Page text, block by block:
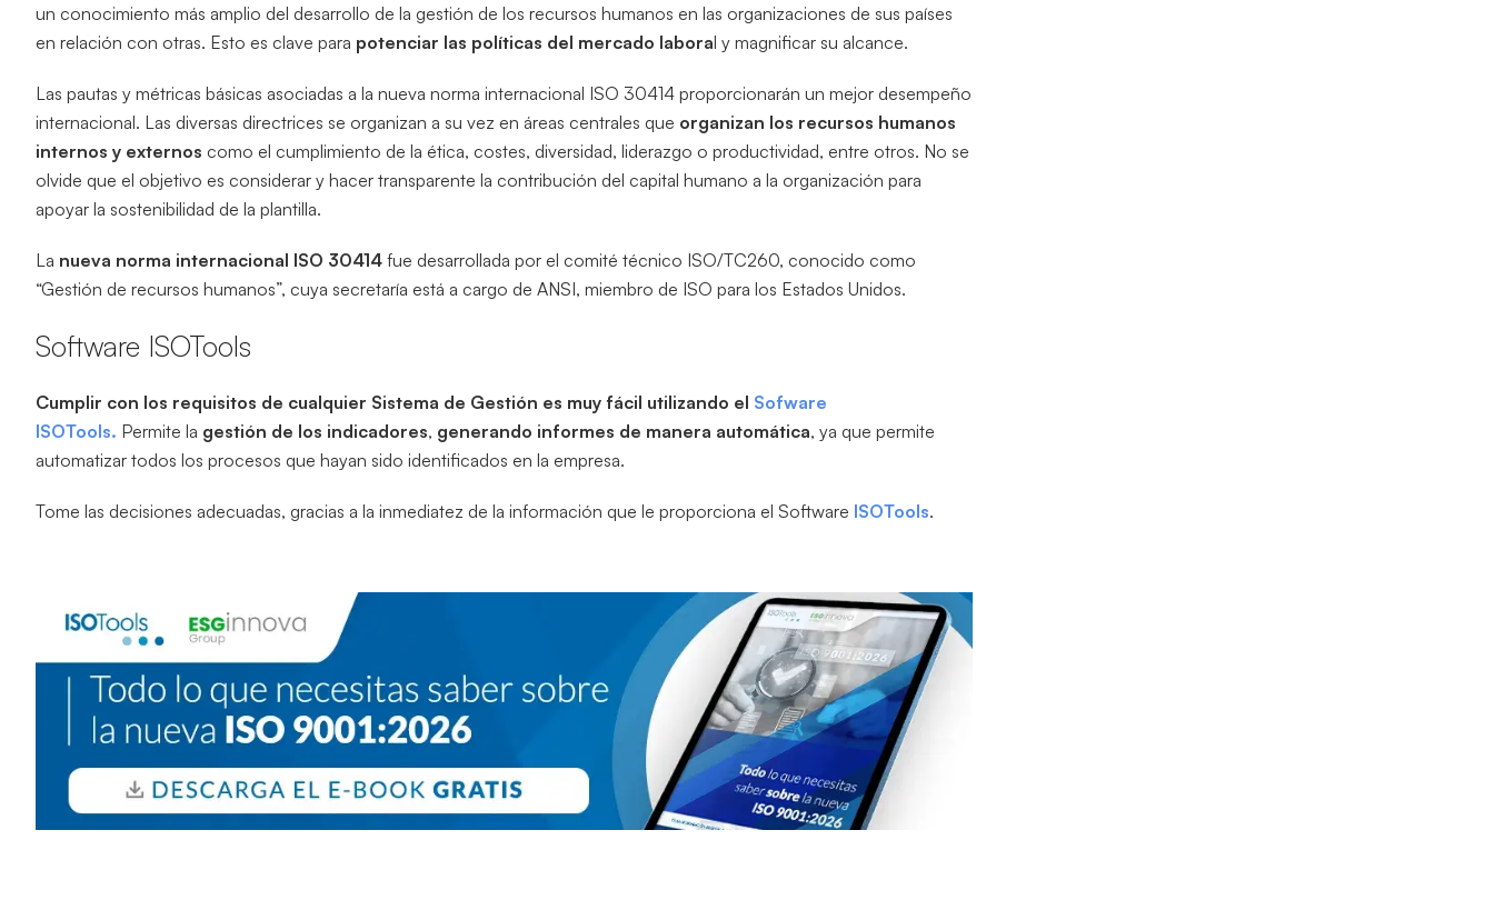
un conocimiento más amplio del desarrollo de la gestión de los recursos humanos en las organizaciones de sus países
en relación con otras. Esto es clave para potenciar las políticas del mercado laboral y magnificar su alcance.
Las pautas y métricas básicas asociadas a la nueva norma internacional ISO 30414 proporcionarán un mejor desempeño
internacional. Las diversas directrices se organizan a su vez en áreas centrales que organizan los recursos humanos
internos y externos como el cumplimiento de la ética, costes, diversidad, liderazgo o productividad, entre otros. No se
olvide que el objetivo es considerar y hacer transparente la contribución del capital humano a la organización para
apoyar la sostenibilidad de la plantilla.
La nueva norma internacional ISO 30414 fue desarrollada por el comité técnico ISO/TC260, conocido como
“Gestión de recursos humanos”, cuya secretaría está a cargo de ANSI, miembro de ISO para los Estados Unidos.
Software ISOTools
Cumplir con los requisitos de cualquier Sistema de Gestión es muy fácil utilizando el Sofware
ISOTools. Permite la gestión de los indicadores, generando informes de manera automática, ya que permite
automatizar todos los procesos que hayan sido identificados en la empresa.
Tome las decisiones adecuadas, gracias a la inmediatez de la información que le proporciona el Software ISOTools.